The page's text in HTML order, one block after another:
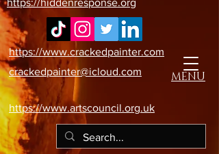
MENU
https://www.artscouncil.org.uk
https://www.crackedpainter.com
crackedpainter@icloud.com
https://hiddenresponse.org